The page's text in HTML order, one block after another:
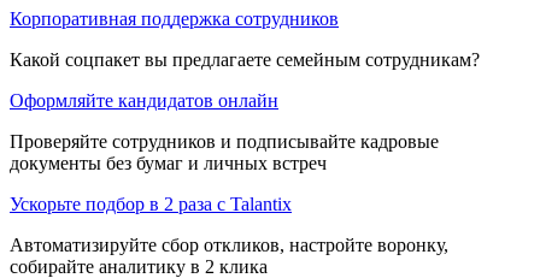
Корпоративная поддержка сотрудников
Какой соцпакет вы предлагаете семейным сотрудникам?
Оформляйте кандидатов онлайн
Проверяйте сотрудников и подписывайте кадровые
документы без бумаг и личных встреч
Ускорьте подбор в 2 раза с Talantix
Автоматизируйте сбор откликов, настройте воронку,
собирайте аналитику в 2 клика